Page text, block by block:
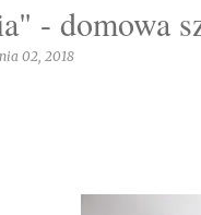
- domowa
02, 2018